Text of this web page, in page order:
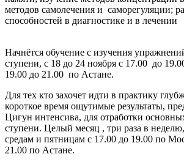
методов самолечения и саморегуляции;
способностей в
Начнётся обучение с изучения
ступени, с 18 до 24 ноября с 17.00 до
19.00 до 21.00 по Астане.
Для тех кто захочет идти в практику
короткое время ощутимые результаты,
Цигун интенсива, для отработки
ступени. Целый месяц , три раза в
средам и пятницам с 17.00 до 19.00 по
21.00 по Астане.